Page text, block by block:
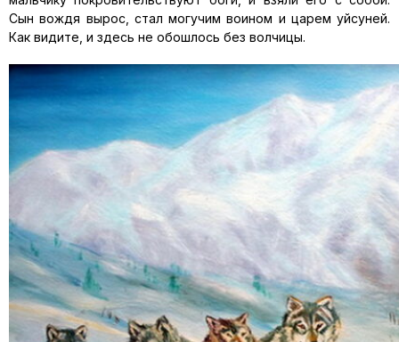
Сын вождя вырос, стал могучим воином и царем уйсуней.
Как видите, и здесь не обошлось без волчицы.